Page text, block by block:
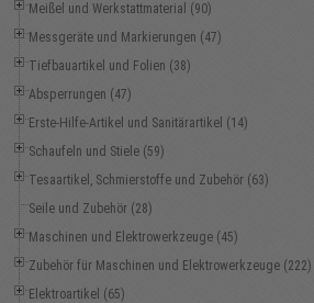
Meißel und Werkstattmaterial (90)
Messgeräte und Markierungen (47)
Tiefbauartikel und Folien (38)
Absperrungen (47)
Erste-Hilfe-Artikel und Sanitärartikel (14)
Schaufeln und Stiele (59)
Tesaartikel, Schmierstoffe und Zubehör (63)
Seile und Zubehör (28)
Maschinen und Elektrowerkzeuge (45)
Zubehör für Maschinen und Elektrowerkzeuge (222)
Elektroartikel (65)